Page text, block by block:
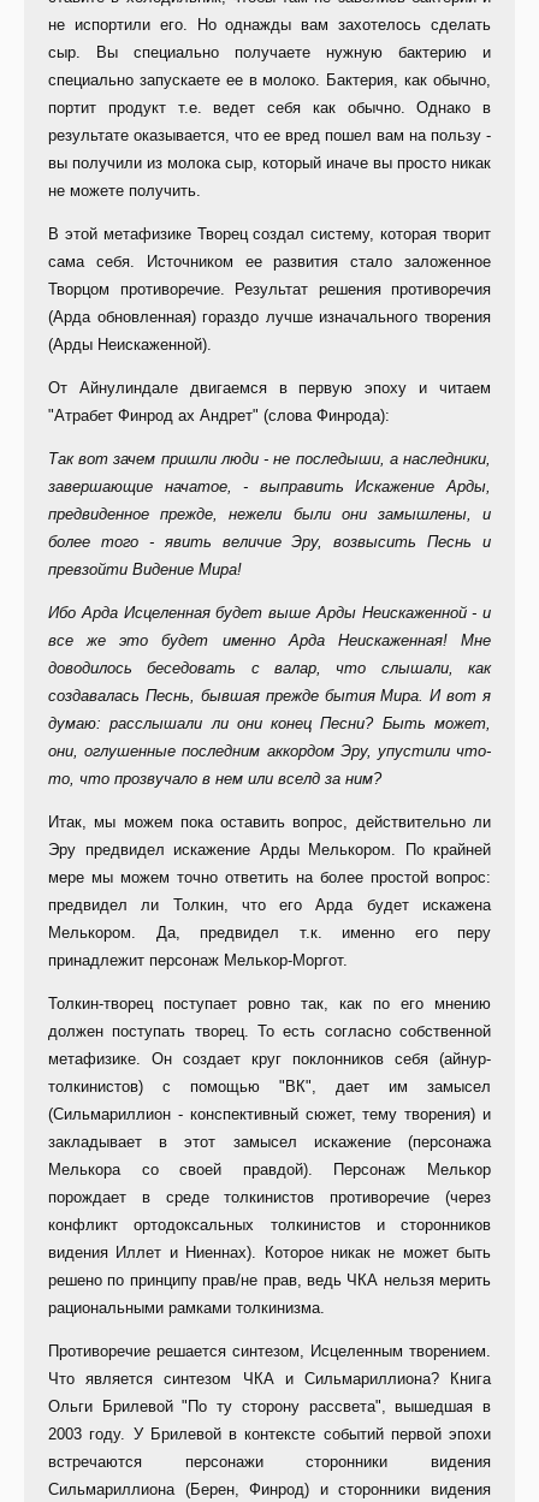
не испортили его. Но однажды вам захотелось сделать
сыр. Вы специально получаете нужную бактерию и
специально запускаете ее в молоко. Бактерия, как обычно,
портит продукт т.е. ведет себя как обычно. Однако в
результате оказывается, что ее вред пошел вам на пользу -
вы получили из молока сыр, который иначе вы просто никак
не можете получить.
В этой метафизике Творец создал систему, которая творит
сама себя. Источником ее развития стало заложенное
Творцом противоречие. Результат решения противоречия
(Арда обновленная) гораздо лучше изначального творения
(Арды Неискаженной).
От Айнулиндале двигаемся в первую эпоху и читаем
"Атрабет Финрод ах Андрет" (слова Финрода):
Так вот зачем пришли люди - не последыши, а наследники,
завершающие начатое, - выправить Искажение Арды,
предвиденное прежде, нежели были они замышлены, и
более того - явить величие Эру, возвысить Песнь и
превзойти Видение Мира!
Ибо Арда Исцеленная будет выше Арды Неискаженной - и
все же это будет именно Арда Неискаженная! Мне
доводилось беседовать с валар, что слышали, как
создавалась Песнь, бывшая прежде бытия Мира. И вот я
думаю: расслышали ли они конец Песни? Быть может,
они, оглушенные последним аккордом Эру, упустили что-
то, что прозвучало в нем или вселд за ним?
Итак, мы можем пока оставить вопрос, действительно ли
Эру предвидел искажение Арды Мелькором. По крайней
мере мы можем точно ответить на более простой вопрос:
предвидел ли Толкин, что его Арда будет искажена
Мелькором. Да, предвидел т.к. именно его перу
принадлежит персонаж Мелькор-Моргот.
Толкин-творец поступает ровно так, как по его мнению
должен поступать творец. То есть согласно собственной
метафизике. Он создает круг поклонников себя (айнур-
толкинистов) с помощью "ВК", дает им замысел
(Сильмариллион - конспективный сюжет, тему творения) и
закладывает в этот замысел искажение (персонажа
Мелькора со своей правдой). Персонаж Мелькор
порождает в среде толкинистов противоречие (через
конфликт ортодоксальных толкинистов и сторонников
видения Иллет и Ниеннах). Которое никак не может быть
решено по принципу прав/не прав, ведь ЧКА нельзя мерить
рациональными рамками толкинизма.
Противоречие решается синтезом, Исцеленным творением.
Что является синтезом ЧКА и Сильмариллиона? Книга
Ольги Брилевой "По ту сторону рассвета", вышедшая в
2003 году. У Брилевой в контексте событий первой эпохи
встречаются персонажи сторонники видения
Сильмариллиона (Берен, Финрод) и сторонники видения